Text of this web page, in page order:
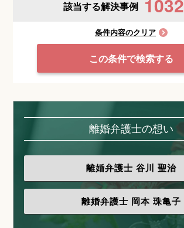
該当する解決事例
条件内容のクリア
この条件で検索する
離婚弁護士の想い
離婚弁護士 谷川 聖治
離婚弁護士 岡本 珠亀子